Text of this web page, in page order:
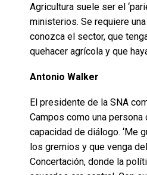
Agricultura suele ser el
ministerios. Se requiere
conozca el sector, que
quehacer agrícola y que
Antonio Walker
El presidente de la SNA
Campos como una persona
capacidad de diálogo. ‘Me
los gremios y que venga
Concertación, donde la